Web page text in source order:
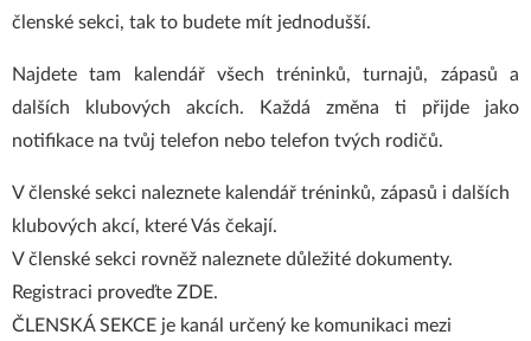
členské sekci, tak to budete mít jednodušší.
Najdete tam kalendář všech tréninků, turnajů, zápasů a
dalších klubových akcích. Každá změna ti přijde jako
notifikace na tvůj telefon nebo telefon tvých rodičů.
V členské sekci naleznete kalendář tréninků, zápasů i dalších
klubových akcí, které Vás čekají.
V členské sekci rovněž naleznete důležité dokumenty.
Registraci proveďte ZDE.
ČLENSKÁ SEKCE je kanál určený ke komunikaci mezi